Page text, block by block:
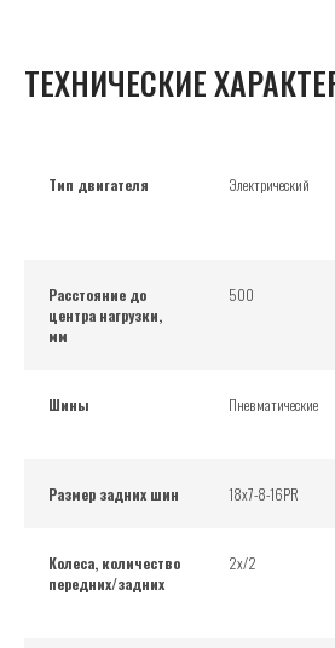
ТЕХНИЧЕСКИЕ
Тип двигателя Электрический
Расстояние до
центра нагрузки,
мм
500
Шины Пневматические
Размер задних шин 18x7-8-16PR
Колеса, количество
передних/задних
2х/2